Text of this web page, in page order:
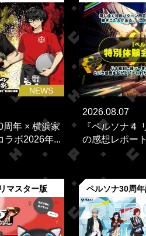
NEWS
年 × 横浜家
ラボ2026年...
2026.08.07
『ペルソナ４
の感想レポー
マスター版 ペルソナ30周